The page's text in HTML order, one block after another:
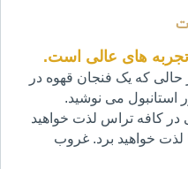
های عالی است.
حالی که یک فنجان قهوه در
استانبول می نوشید.
در کافه تراس لذت خواهید
لذت خواهید برد. غروب